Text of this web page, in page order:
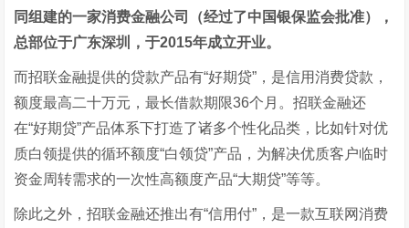
同组建的一家消费金融公司（经过了中国银保监会批准），
总部位于广东深圳，于2015年成立开业。
而招联金融提供的贷款产品有“好期贷”，是信用消费贷款，
额度最高二十万元，最长借款期限36个月。招联金融还
在“好期贷”产品体系下打造了诸多个性化品类，比如针对优
质白领提供的循环额度“白领贷”产品，为解决优质客户临时
资金周转需求的一次性高额度产品“大期贷”等等。
除此之外，招联金融还推出有“信用付”，是一款互联网消费